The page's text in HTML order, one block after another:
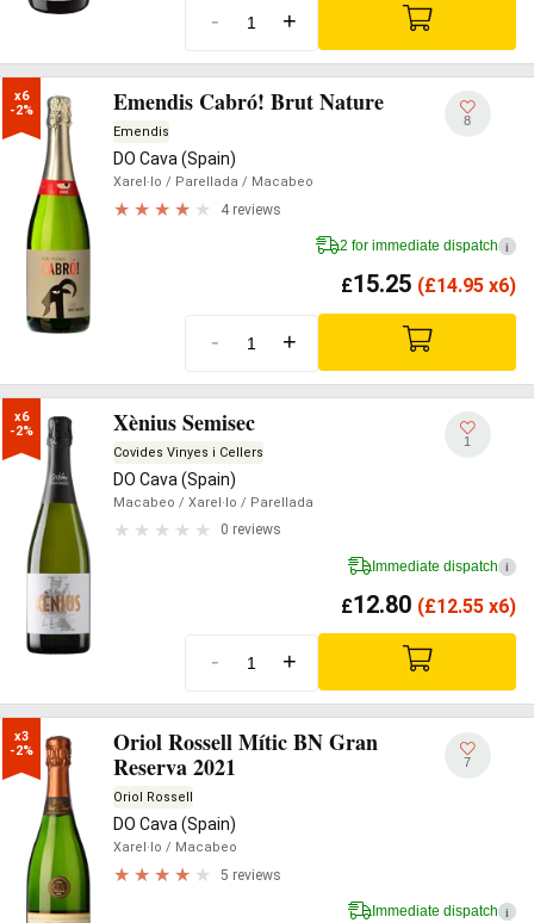
- +
x6
-2%
Emendis Cabró! Brut Nature
Emendis
DO Cava (Spain)
Xarel·lo / Parellada / Macabeo
4 reviews
8
2 for immediate dispatch i
£15.25 (£14.95 x6)
- +
x6
-2%
Xènius Semisec
Covides Vinyes i Cellers
DO Cava (Spain)
Macabeo / Xarel·lo / Parellada
0 reviews
1
Immediate dispatch i
£12.80 (£12.55 x6)
- +
x3
-2%
Oriol Rossell Mític BN Gran
Reserva 2021
Oriol Rossell
DO Cava (Spain)
Xarel·lo / Macabeo
5 reviews
7
Immediate dispatch i